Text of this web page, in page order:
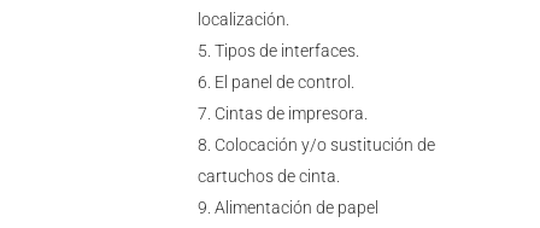
localización.
Tipos de interfaces.
El panel de control.
Cintas de impresora.
Colocación y/o sustitución de
cartuchos de cinta.
Alimentación de papel